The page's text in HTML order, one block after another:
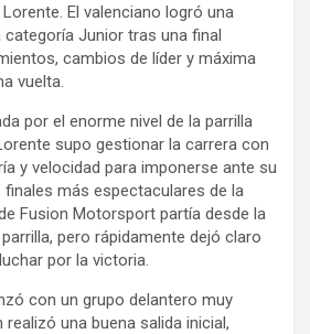
El valenciano logró una
Junior tras una final
cambios de líder y máxima
vuelta.
por el enorme nivel de la parrilla
supo gestionar la carrera con
y velocidad para imponerse ante su
finales más espectaculares de la
Fusion Motorsport partía desde la
pero rápidamente dejó claro
por la victoria.
con un grupo delantero muy
una buena salida inicial,